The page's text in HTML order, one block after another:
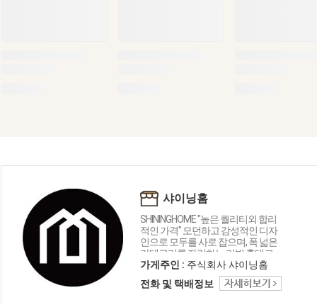
샤이닝홈
SHININGHOME "높은 퀄리티외 합리
적인 가격" 모던하고 감성적인 디자
인으로 모두를 사로 잡으며, 폭 넓은
카테고리를 자랑하는 리빙 홈데코
인테리어 샤이닝홈입니다.
가게주인 : 주식회사 샤이닝홈
전화 및 택배정보